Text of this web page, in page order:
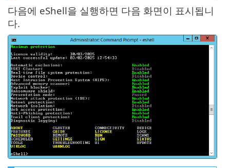
다음에 eShell을 실행하면 다음 화면이 표시됩니
다.